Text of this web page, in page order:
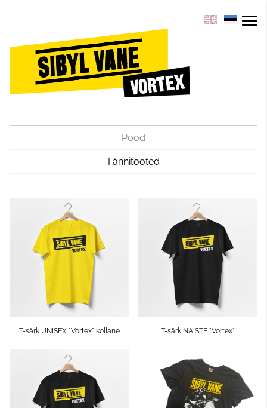
Pood
Fännitooted
T-särk UNISEX "Vortex" kollane T-särk NAISTE "Vortex"